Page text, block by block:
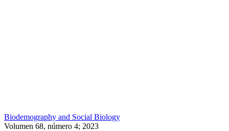
Biodemography and Social Biology
Volumen 68, número 4; 2023